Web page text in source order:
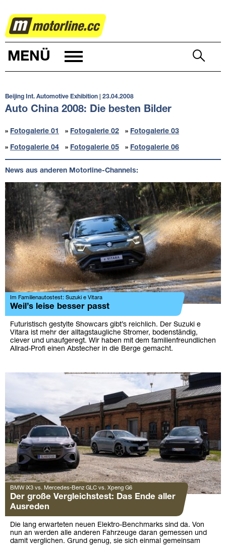
AUTOWELT
MENÜ
Beijing Int. Automotive Exhibition | 23.04.2008
Auto China 2008: Die besten Bilder
» Fotogalerie 01 » Fotogalerie 02 » Fotogalerie 03
» Fotogalerie 04 » Fotogalerie 05 » Fotogalerie 06
News aus anderen Motorline-Channels:
Im Familienautostest: Suzuki e Vitara
Weil’s leise besser passt
Futuristisch gestylte Showcars gibt’s reichlich. Der Suzuki e
Vitara ist mehr der alltagstaugliche Stromer, bodenständig,
clever und unaufgeregt. Wir haben mit dem familienfreundlichen
Allrad-Profi einen Abstecher in die Berge gemacht.
BMW iX3 vs. Mercedes-Benz GLC vs. Xpeng G6
Der große Vergleichstest: Das Ende aller
Ausreden
Die lang erwarteten neuen Elektro-Benchmarks sind da. Von
nun an werden alle anderen Fahrzeuge daran gemessen und
damit verglichen. Grund genug, sie sich einmal gemeinsam